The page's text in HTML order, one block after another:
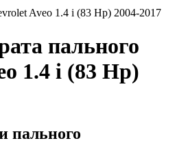
Aveo 1.4 i (83 Hp) 2004-2017
пального
1.4 i (83 Hp)
пального